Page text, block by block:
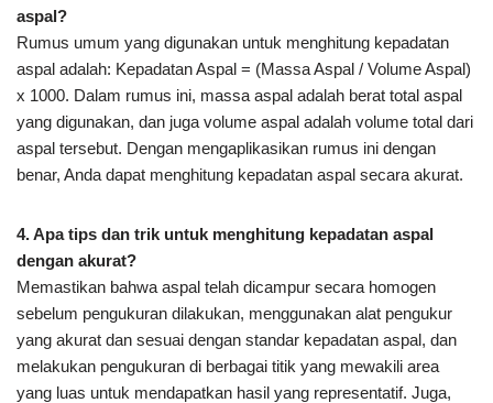
aspal?
Rumus umum yang digunakan untuk menghitung kepadatan
aspal adalah: Kepadatan Aspal = (Massa Aspal / Volume Aspal)
x 1000. Dalam rumus ini, massa aspal adalah berat total aspal
yang digunakan, dan juga volume aspal adalah volume total dari
aspal tersebut. Dengan mengaplikasikan rumus ini dengan
benar, Anda dapat menghitung kepadatan aspal secara akurat.
4. Apa tips dan trik untuk menghitung kepadatan aspal
dengan akurat?
Memastikan bahwa aspal telah dicampur secara homogen
sebelum pengukuran dilakukan, menggunakan alat pengukur
yang akurat dan sesuai dengan standar kepadatan aspal, dan
melakukan pengukuran di berbagai titik yang mewakili area
yang luas untuk mendapatkan hasil yang representatif. Juga,